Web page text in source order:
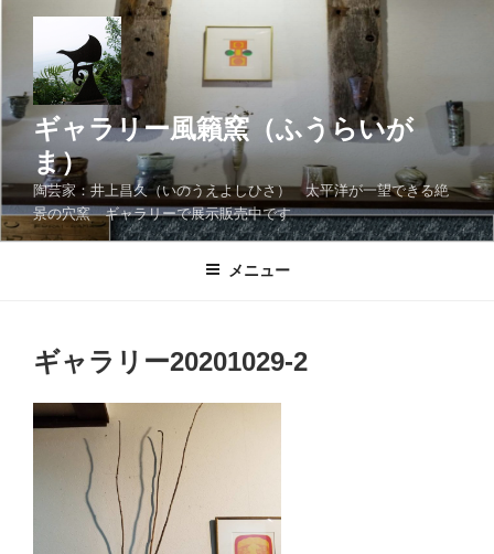
ツ
ス
キ
ッ
ギャラリー風籟窯（ふうらいが
ま）
陶芸家：井上昌久（いのうえよしひさ） 太平洋が一望できる絶
景の穴窯 ギャラリーで展示販売中です
メニュー
ギャラリー20201029-2